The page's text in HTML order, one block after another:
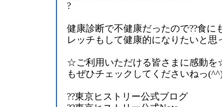
?
健康診断で不健康だったので??食に
レッチもして健康的になりたいと思
☆ご利用いただける皆さまに感動を
もぜひチェックしてくださいねっ
??東京ヒストリー公式ブログ